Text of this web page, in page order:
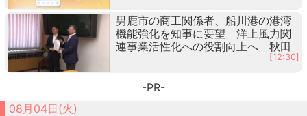
男鹿市の商工関係者、船川港の港湾
機能強化を知事に要望 洋上風力関
連事業活性化への役割向上へ 秋田
[12:30]
-PR-
08月04日(火)